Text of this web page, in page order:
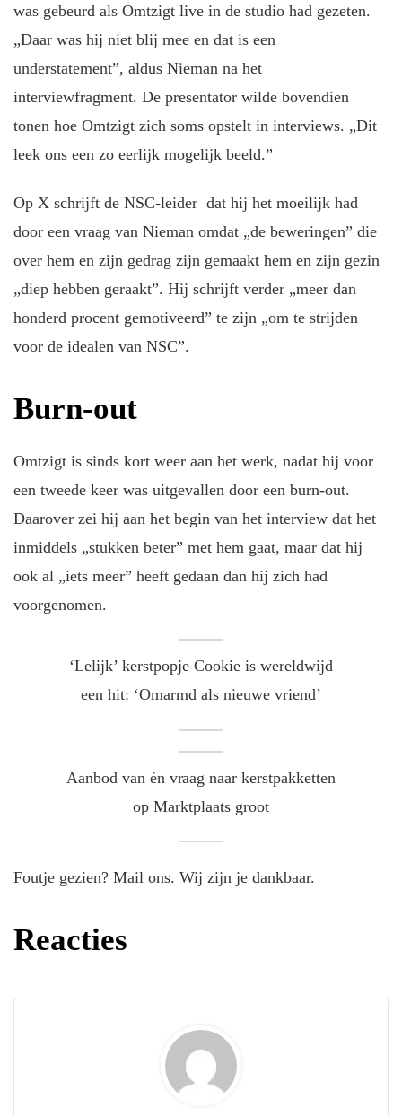
was gebeurd als Omtzigt live in de studio had gezeten.
„Daar was hij niet blij mee en dat is een
understatement”, aldus Nieman na het
interviewfragment. De presentator wilde bovendien
tonen hoe Omtzigt zich soms opstelt in interviews. „Dit
leek ons een zo eerlijk mogelijk beeld.”
Op X schrijft de NSC-leider dat hij het moeilijk had
door een vraag van Nieman omdat „de beweringen” die
over hem en zijn gedrag zijn gemaakt hem en zijn gezin
„diep hebben geraakt”. Hij schrijft verder „meer dan
honderd procent gemotiveerd” te zijn „om te strijden
voor de idealen van NSC”.
Burn-out
Omtzigt is sinds kort weer aan het werk, nadat hij voor
een tweede keer was uitgevallen door een burn-out.
Daarover zei hij aan het begin van het interview dat het
inmiddels „stukken beter” met hem gaat, maar dat hij
ook al „iets meer” heeft gedaan dan hij zich had
voorgenomen.
‘Lelijk’ kerstpopje Cookie is wereldwijd
een hit: ‘Omarmd als nieuwe vriend’
Aanbod van én vraag naar kerstpakketten
op Marktplaats groot
Foutje gezien? Mail ons. Wij zijn je dankbaar.
Reacties